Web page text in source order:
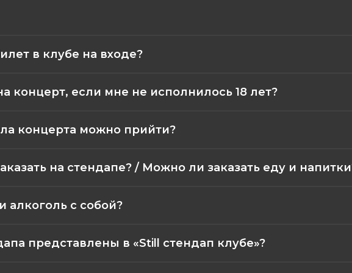
в клубе на входе?
концерт, если мне не исполнилось 18 лет?
концерта можно прийти?
на стендапе? / Можно ли заказать еду и
с собой?
представлены в «Still стендап клубе»?